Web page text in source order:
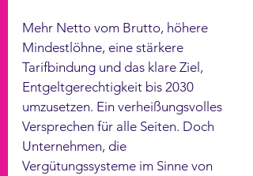
Mehr Netto vom Brutto, höhere
Mindestlöhne, eine stärkere
Tarifbindung und das klare Ziel,
Entgeltgerechtigkeit bis 2030
umzusetzen. Ein verheißungsvolles
Versprechen für alle Seiten. Doch
Unternehmen, die
Vergütungssysteme im Sinne von